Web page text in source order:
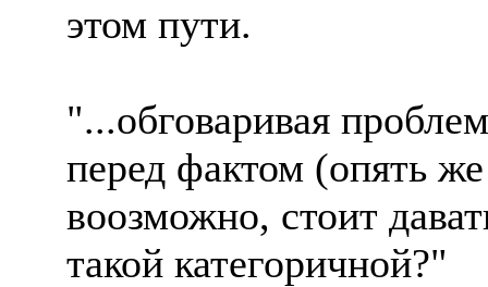
этом пути.
"...обговаривая
перед фактом (опять
воозможно, стоит
такой категоричной?"